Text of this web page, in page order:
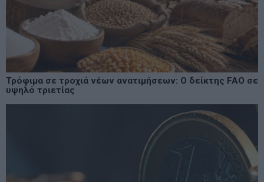
Τρόφιμα σε τροχιά νέων ανατιμήσεων: Ο δείκτης FAO σε
υψηλό τριετίας